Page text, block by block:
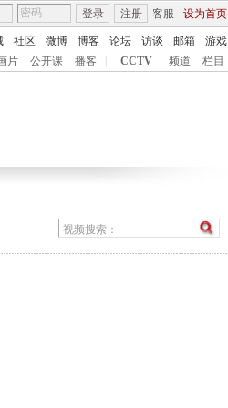
客服 设为首页
登录 注册
社区 微博 博客 论坛 访谈 邮箱
游戏
片
公开课 播客 CCTV 频道 栏目